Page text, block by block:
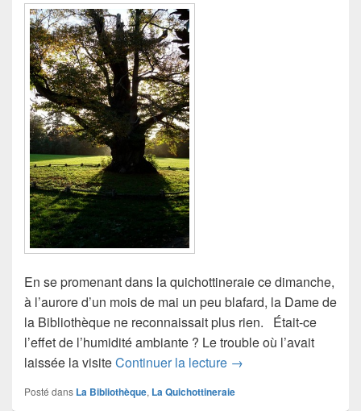
En se promenant dans la quichottineraie ce dimanche,
à l’aurore d’un mois de mai un peu blafard, la Dame de
la Bibliothèque ne reconnaissait plus rien. Était-ce
l’effet de l’humidité ambiante ? Le trouble où l’avait
laissée la visiteContinuer la lecture Balade en
→
Posté dans La Bibliothèque, La Quichottineraie